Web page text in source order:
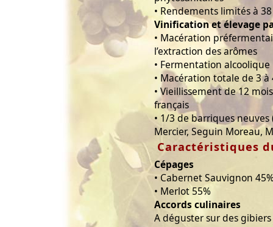
• Rendements limités à
Vinification et élevage
• Macération
l’extraction des arômes
• Fermentation
• Macération totale de 3 à
• Vieillissement de 12
français
• 1/3 de barriques
Mercier, Seguin Moreau,
Caractéristiques
Cépages
• Cabernet Sauvignon
• Merlot 55%
Accords culinaires
A déguster sur des